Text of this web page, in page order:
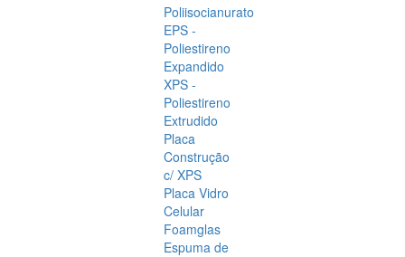
Poliisocianurato
EPS -
Poliestireno
Expandido
XPS -
Poliestireno
Extrudido
Placa
Construção
c/ XPS
Placa Vidro
Celular
Foamglas
Espuma de